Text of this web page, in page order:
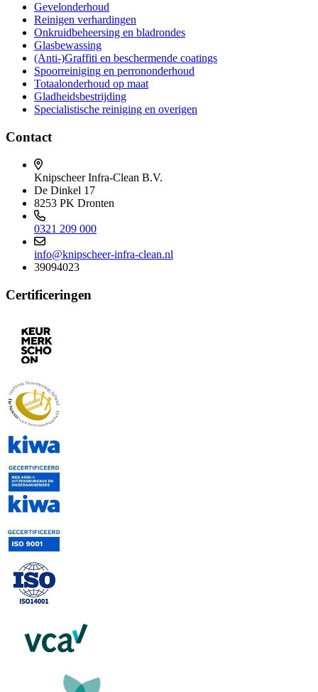
Gevelonderhoud
Reinigen verhardingen
Onkruidbeheersing en bladrondes
Glasbewassing
(Anti-)Graffiti en beschermende coatings
Spoorreiniging en perrononderhoud
Totaalonderhoud op maat
Gladheidsbestrijding
Specialistische reiniging en overigen
Contact
Knipscheer Infra-Clean B.V.
De Dinkel 17
8253 PK Dronten
0321 209 000
info@knipscheer-infra-clean.nl
39094023
Certificeringen